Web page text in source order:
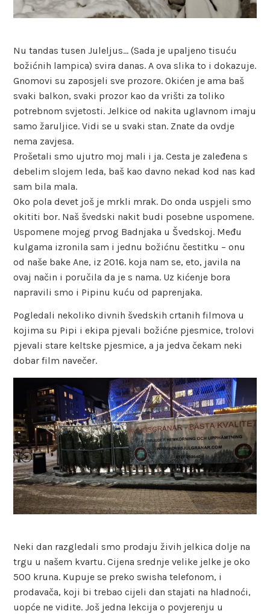
Nu tandas tusen Juleljus… (Sada je upaljeno tisuću
božićnih lampica) svira danas. A ova slika to i dokazuje.
Gnomovi su zaposjeli sve prozore. Okićen je ama baš
svaki balkon, svaki prozor kao da vrišti za toliko
potrebnom svjetosti. Jelkice od nakita uglavnom imaju
samo žaruljice. Vidi se u svaki stan. Znate da ovdje
nema zavjesa.
Prošetali smo ujutro moj mali i ja. Cesta je zaleđena s
debelim slojem leda, baš kao davno nekad kod nas kad
sam bila mala.
Oko pola devet još je mrkli mrak. Do onda uspjeli smo
okititi bor. Naš švedski nakit budi posebne uspomene.
Uspomene mojeg prvog Badnjaka u Švedskoj. Među
kulgama izronila sam i jednu božićnu čestitku – onu
od naše bake Ane, iz 2016. koja nam se, eto, javila na
ovaj način i poručila da je s nama. Uz kićenje bora
napravili smo i Pipinu kuću od paprenjaka.
Pogledali nekoliko divnih švedskih crtanih filmova u
kojima su Pipi i ekipa pjevali božićne pjesmice, trolovi
pjevali stare keltske pjesmice, a ja jedva čekam neki
dobar film navečer.
Neki dan razgledali smo prodaju živih jelkica dolje na
trgu u našem kvartu. Cijena srednje velike jelke je oko
500 kruna. Kupuje se preko swisha telefonom, i
prodavača, koji bi trebao cijeli dan stajati na hladnoći,
uopće ne vidite. Još jedna lekcija o povjerenju u